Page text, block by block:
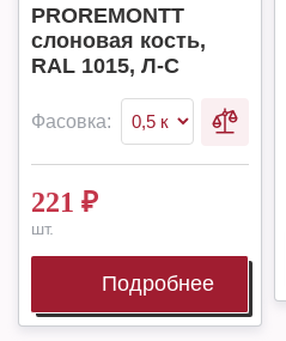
PROREMONTT
слоновая кость,
RAL 1015, Л-С
Фасовка:
221 ₽
шт.
Подробнее